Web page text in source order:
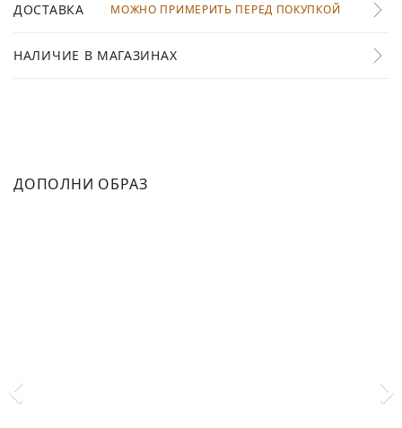
ДОСТАВКА МОЖНО ПРИМЕРИТЬ ПЕРЕД ПОКУПКОЙ
НАЛИЧИЕ В МАГАЗИНАХ
ДОПОЛНИ ОБРАЗ